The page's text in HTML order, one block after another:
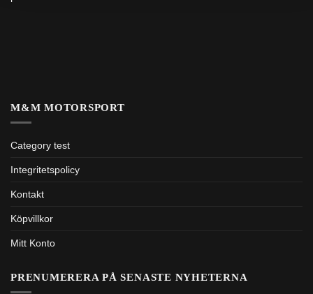
M&M MOTORSPORT
Category test
Integritetspolicy
Kontakt
Köpvillkor
Mitt Konto
PRENUMERERA PÅ SENASTE NYHETERNA